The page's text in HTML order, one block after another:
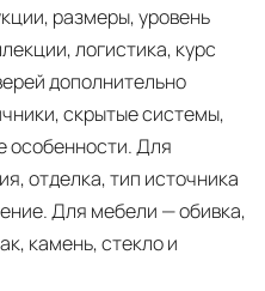
размеры, уровень
логистика, курс
дополнительно
скрытые системы,
особенности. Для
отделка, тип источника
Для мебели — обивка,
камень, стекло и